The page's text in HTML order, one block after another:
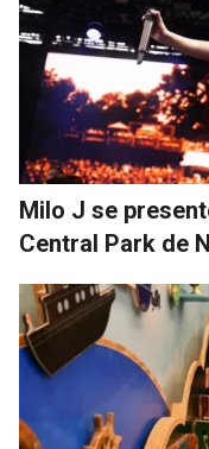
Milo J se
Central Park de